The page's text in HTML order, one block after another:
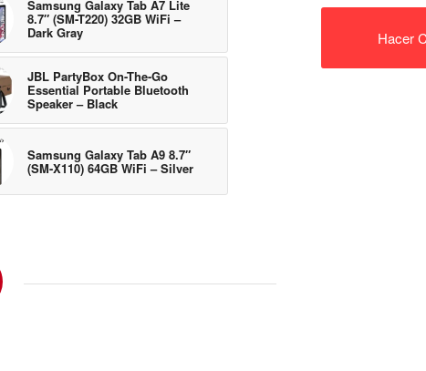
Samsung Galaxy Tab A7 Lite
8.7″ (SM-T220) 32GB WiFi –
Dark Gray
JBL PartyBox On-The-Go
Essential Portable Bluetooth
Speaker – Black
Samsung Galaxy Tab A9 8.7″
(SM-X110) 64GB WiFi – Silver
Hacer